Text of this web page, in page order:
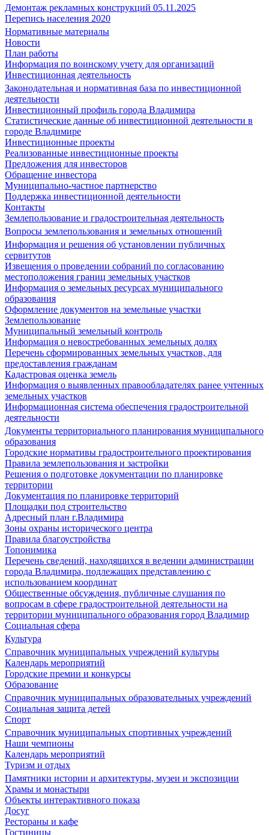
Демонтаж рекламных конструкций 05.11.2025
Перепись населения 2020
Нормативные материалы
Новости
План работы
Информация по воинскому учету для организаций
Инвестиционная деятельность
Законодательная и нормативная база по инвестиционной
деятельности
Инвестиционный профиль города Владимира
Статистические данные об инвестиционной деятельности в
городе Владимире
Инвестиционные проекты
Реализованные инвестиционные проекты
Предложения для инвесторов
Обращение инвестора
Муниципально-частное партнерство
Поддержка инвестиционной деятельности
Контакты
Землепользование и градостроительная деятельность
Вопросы землепользования и земельных отношений
Информация и решения об установлении публичных
сервитутов
Извещения о проведении собраний по согласованию
местоположения границ земельных участков
Информация о земельных ресурсах муниципального
образования
Оформление документов на земельные участки
Землепользование
Муниципальный земельный контроль
Информация о невостребованных земельных долях
Перечень сформированных земельных участков, для
предоставления гражданам
Кадастровая оценка земель
Информация о выявленных правообладателях ранее учтенных
земельных участков
Информационная система обеспечения градостроительной
деятельности
Документы территориального планирования муниципального
образования
Городские нормативы градостроительного проектирования
Правила землепользования и застройки
Решения о подготовке документации по планировке
территории
Документация по планировке территорий
Площадки под строительство
Адресный план г.Владимира
Зоны охраны исторического центра
Правила благоустройства
Топонимика
Перечень сведений, находящихся в ведении администрации
города Владимира, подлежащих представлению с
использованием координат
Общественные обсуждения, публичные слушания по
вопросам в сфере градостроительной деятельности на
территории муниципального образования город Владимир
Социальная сфера
Культура
Справочник муниципальных учреждений культуры
Календарь мероприятий
Городские премии и конкурсы
Образование
Справочник муниципальных образовательных учреждений
Социальная защита детей
Спорт
Справочник муниципальных спортивных учреждений
Наши чемпионы
Календарь мероприятий
Туризм и отдых
Памятники истории и архитектуры, музеи и экспозиции
Храмы и монастыри
Объекты интерактивного показа
Досуг
Рестораны и кафе
Гостиницы